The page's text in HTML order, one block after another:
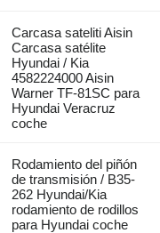
Carcasa sateliti Aisin
Carcasa satélite
Hyundai / Kia
4582224000 Aisin
Warner TF-81SC para
Hyundai Veracruz
coche
Rodamiento del piñón
de transmisión / B35-
262 Hyundai/Kia
rodamiento de rodillos
para Hyundai coche